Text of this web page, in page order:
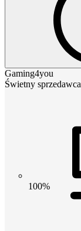
Gaming4you
Świetny sprzedawca
100%